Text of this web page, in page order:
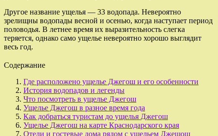
Другое название ущелья — 33 водопада. Невероятно
зрелищны водопады весной и осенью, когда наступает период
половодья. В летнее время их выразительность слегка
теряется, однако само ущелье невероятно хорошо выглядит
весь год.
Содержание
Где расположено ущелье Джегош и его особенности
История водопадов и легенды
Что посмотреть в ущелье Джегош
Ущелье Джегош в разное время года
Как добраться туристам до ущелья Джегош
Ущелье Джегош на карте Краснодарского края
Отели и гостевые дома рядом с ущельем Джешош